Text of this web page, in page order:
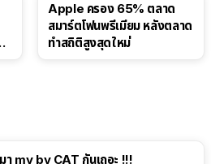
Apple ครอง 65% ตลาด
สมาร์ตโฟนพรีเมียม หลังตลาด
ทำสถิติสูงสุดใหม่
า my by CAT กันเถอะ !!!